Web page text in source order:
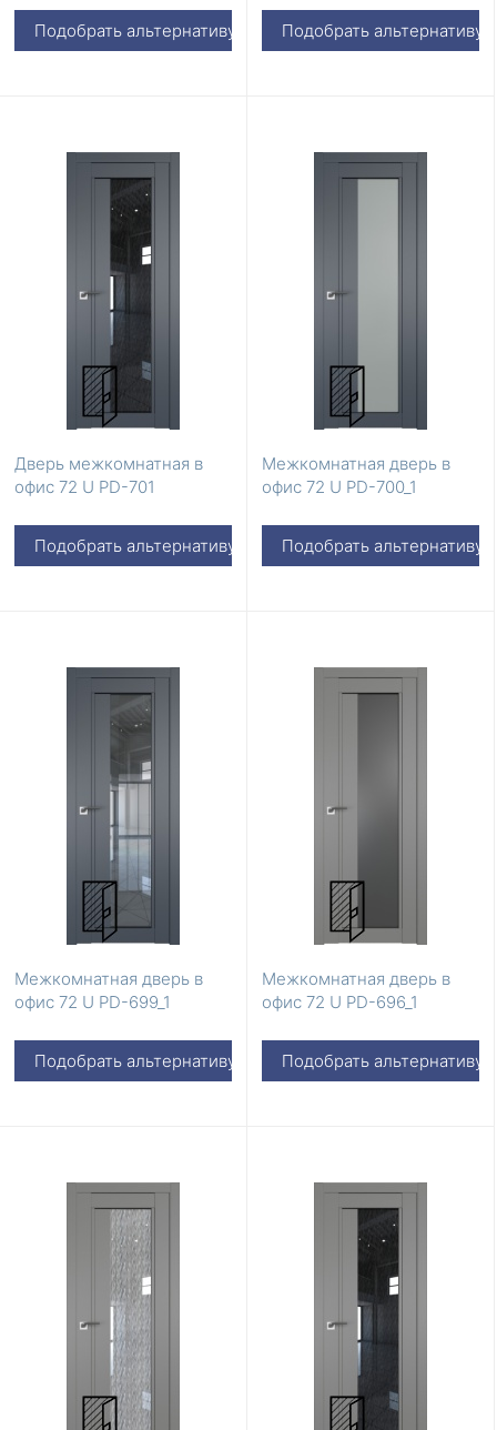
Подобрать альтернативу Подобрать альтернативу
Дверь межкомнатная в
офис 72 U PD-701
Подобрать альтернативу
Межкомнатная дверь в
офис 72 U PD-700_1
Подобрать альтернативу
Межкомнатная дверь в
офис 72 U PD-699_1
Подобрать альтернативу
Межкомнатная дверь в
офис 72 U PD-696_1
Подобрать альтернативу